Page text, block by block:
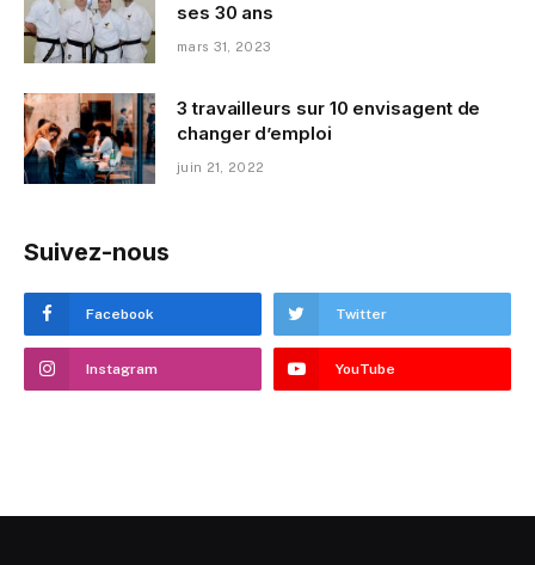
ses 30 ans
mars 31, 2023
3 travailleurs sur 10 envisagent de
changer d’emploi
juin 21, 2022
Suivez-nous
Facebook Twitter
Instagram YouTube